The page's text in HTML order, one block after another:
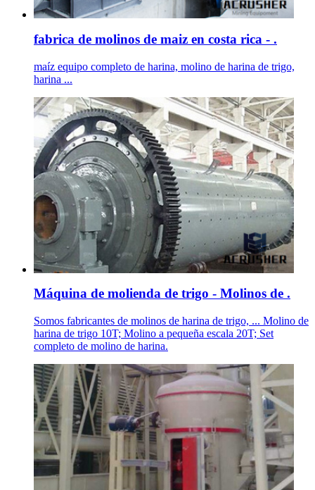
fabrica de molinos de maiz en costa rica - .
maíz equipo completo de harina, molino de harina de trigo,
harina ...
Máquina de molienda de trigo - Molinos de .
Somos fabricantes de molinos de harina de trigo, ... Molino de
harina de trigo 10T; Molino a pequeña escala 20T; Set
completo de molino de harina.